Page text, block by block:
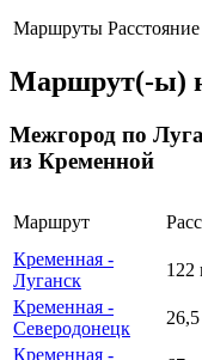
Маршруты Расстояние
Маршрут(-ы)
Межгород по
из Кременной
Маршрут
Кременная -
Луганск
122
Кременная -
Северодонецк
Кременная -